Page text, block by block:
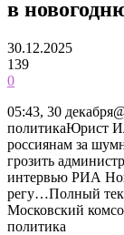
в
30.12.2025
139
0
05:43, 30
политикаЮрист
россиянам за
грозить
интервью РИА
регу…Полный
Московский
политика